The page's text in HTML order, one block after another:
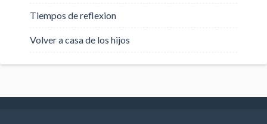
Tiempos de reflexion
Volver a casa de los hijos